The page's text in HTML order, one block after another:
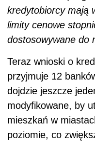
kredytobiorcy mają
limity cenowe
dostosowywane do
Teraz wnioski o
przyjmuje 12
dojdzie jeszcze
modyfikowane, by
mieszkań w
poziomie, co